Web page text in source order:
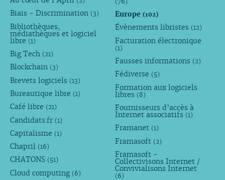
Biais - Discrimination (3)
Bibliothèques,
médiathèques et logiciel
libre (1)
Big Tech (21)
Blockchain (3)
Brevets logiciels (13)
Bureautique libre (1)
Café libre (21)
Candidats.fr (1)
Capitalisme (1)
Chapril (16)
CHATONS (51)
Cloud computing (6)
Europe(102)
Évènements libristes (12)
Facturation électronique
(1)
Fausses informations (2)
Fédiverse (5)
Formation aux logiciels
libres (8)
Fournisseurs d’accès à
Internet associatifs (1)
Framanet (1)
Framasoft (2)
Framasoft -
Collectivisons Internet /
Convivialisons Internet
(6)